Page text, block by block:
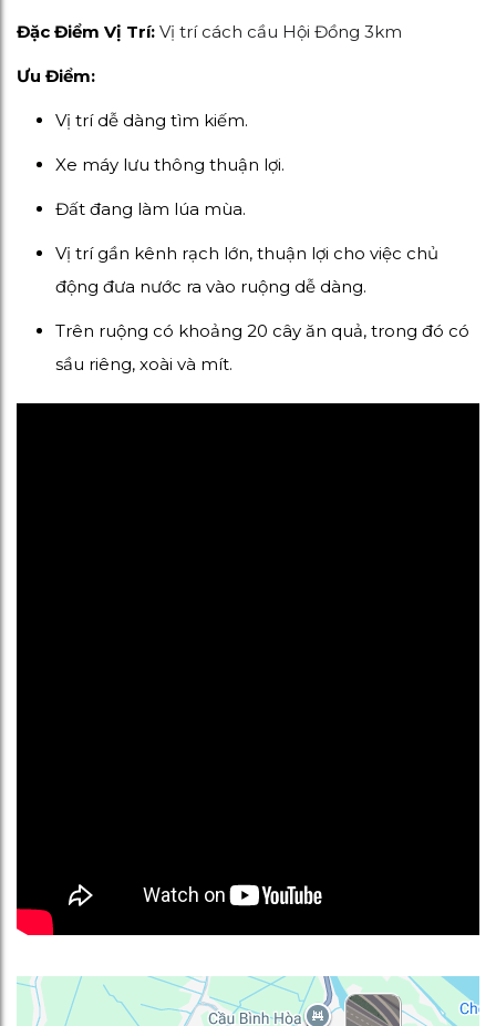
Đặc Điểm Vị Trí: Vị trí cách cầu Hội Đồng 3km
Ưu Điểm:
Vị trí dễ dàng tìm kiếm.
Xe máy lưu thông thuận lợi.
Đất đang làm lúa mùa.
Vị trí gần kênh rạch lớn, thuận lợi cho việc chủ
động đưa nước ra vào ruộng dễ dàng.
Trên ruộng có khoảng 20 cây ăn quả, trong đó có
sầu riêng, xoài và mít.